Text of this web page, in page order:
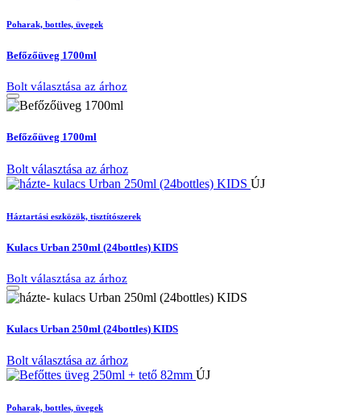
Poharak, bottles, üvegek
Befőzőüveg 1700ml
Bolt választása az árhoz
Befőzőüveg 1700ml
Bolt választása az árhoz
ÚJ
Háztartási eszközök, tisztítószerek
Kulacs Urban 250ml (24bottles) KIDS
Bolt választása az árhoz
Kulacs Urban 250ml (24bottles) KIDS
Bolt választása az árhoz
ÚJ
Poharak, bottles, üvegek